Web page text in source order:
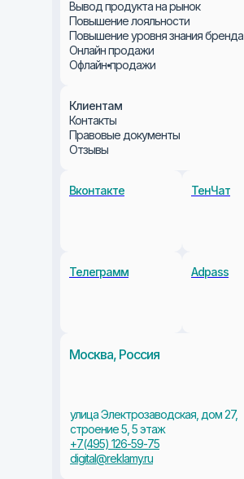
Вывод продукта на рынок
Повышение лояльности
Повышение уровня знания бренда
Онлайн продажи
Офлайн⦁продажи
Клиентам
Контакты
Правовые документы
Отзывы
Вконтакте ТенЧат
Телеграмм Adpass
Москва, Россия
улица Электрозаводская, дом 27,
строение 5, 5 этаж
+7(495) 126-59-75
digital@reklamy.ru